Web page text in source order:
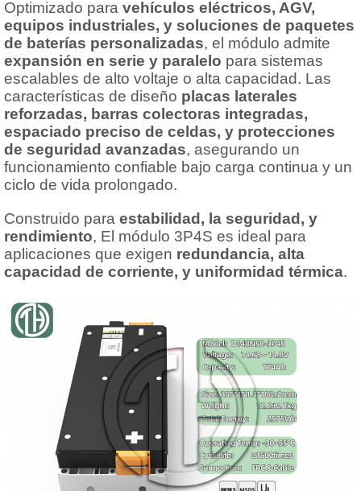
Optimizado para vehículos eléctricos, AGV,
equipos industriales, y soluciones de paquetes
de baterías personalizadas, el módulo admite
expansión en serie y paralelo para sistemas
escalables de alto voltaje o alta capacidad. Las
características de diseño placas laterales
reforzadas, barras colectoras integradas,
espaciado preciso de celdas, y protecciones
de seguridad avanzadas, asegurando un
funcionamiento confiable bajo carga continua y un
ciclo de vida prolongado.
Construido para estabilidad, la seguridad, y
rendimiento, El módulo 3P4S es ideal para
aplicaciones que exigen redundancia, alta
capacidad de corriente, y uniformidad térmica.